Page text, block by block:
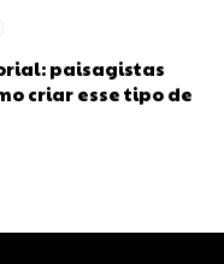
paisagistas
criar esse tipo de